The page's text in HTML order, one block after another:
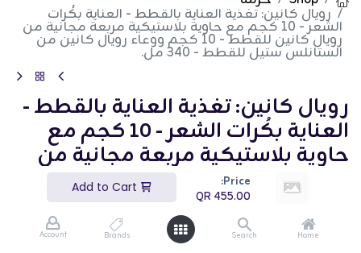
Price:
455.00
Home
Search
Brands
Account
رويال كانين: تغذية العناية بالقطط - العناية بكُرات
الشعر - 10 كجم مع حاوية بلاستيكية مربعة مجانية من
رويال كانين للقطط - 10 كجم ووعاء رويال كانين من
الستانلس ستيل للقطط - 340 مل.
رويال كانين: تغذية العناية بالقطط -
العناية بكُرات الشعر - 10 كجم مع
حاوية بلاستيكية مربعة مجانية من
رويال كانين للقطط - 10 كجم ووعاء
رويال كانين من الستانلس ستيل
للقطط - 340 مل.